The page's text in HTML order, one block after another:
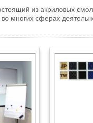
из акриловых
многих сферах